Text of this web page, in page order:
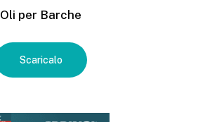
Oli per Barche
Scaricalo